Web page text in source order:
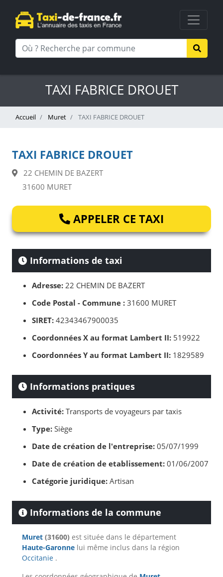
TAXI FABRICE DROUET
Accueil Muret TAXI FABRICE DROUET
TAXI FABRICE DROUET
22 CHEMIN DE BAZERT
31600 MURET
APPELER CE TAXI
Informations de taxi
Adresse: 22 CHEMIN DE BAZERT
Code Postal - Commune : 31600 MURET
SIRET: 42343467900035
Coordonnées X au format Lambert II: 519922
Coordonnées Y au format Lambert II: 1829589
Informations pratiques
Activité: Transports de voyageurs par taxis
Type: Siège
Date de création de l'entreprise: 05/07/1999
Date de création de etablissement: 01/06/2007
Catégorie juridique: Artisan
Informations de la commune
Muret (31600) est située dans le département
Haute-Garonne lui même inclus dans la région
Occitanie .